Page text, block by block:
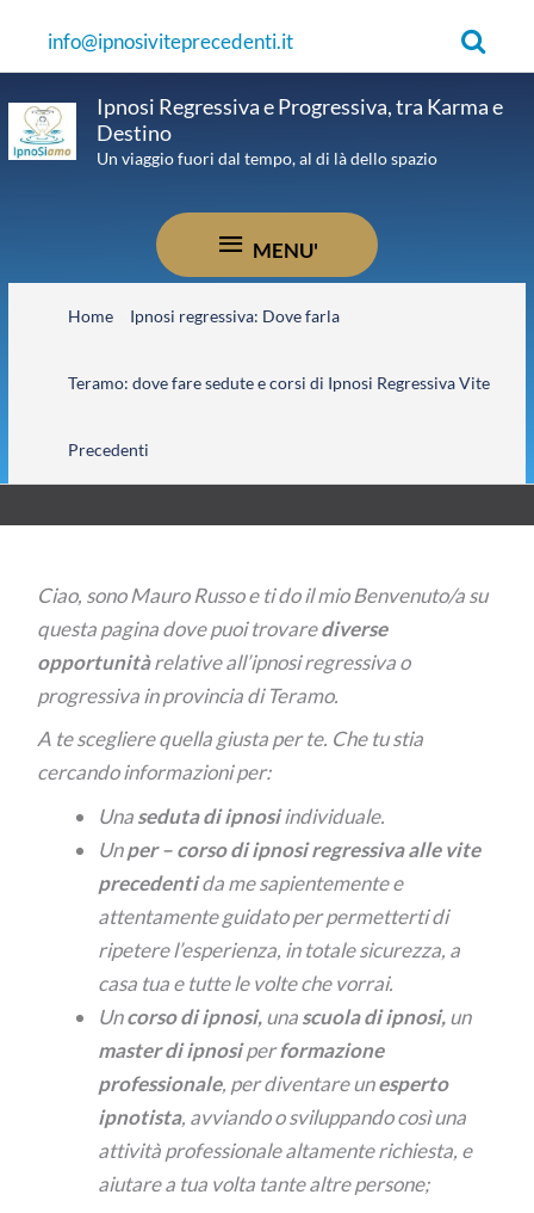
info@ipnosiviteprecedenti.it Cerca
Ipnosi Regressiva e Progressiva, tra Karma e
Destino
Un viaggio fuori dal tempo, al di là dello spazio
MENU'
MENU'
Home Ipnosi regressiva: Dove farla
Teramo: dove fare sedute e corsi di Ipnosi Regressiva Vite
Precedenti
Ciao, sono Mauro Russo e ti do il mio Benvenuto/a su
questa pagina dove puoi trovarediverse
opportunitàrelative all’ipnosi regressiva o
progressiva in provincia di Teramo.
A te scegliere quella giusta per te. Che tu stia
cercando informazioni per:
Unaseduta di ipnosiindividuale.
Unper –corso di ipnosi regressiva alle vite
precedentida me sapientemente e
attentamente guidato per permetterti di
ripetere l’esperienza, in totale sicurezza, a
casa tua e tutte le volte che vorrai.
Uncorso di ipnosi,unascuola di ipnosi,un
master di ipnosiperformazione
professionale, per diventare unesperto
ipnotista, avviando o sviluppando così una
attività professionale altamente richiesta, e
aiutare a tua volta tante altre persone;